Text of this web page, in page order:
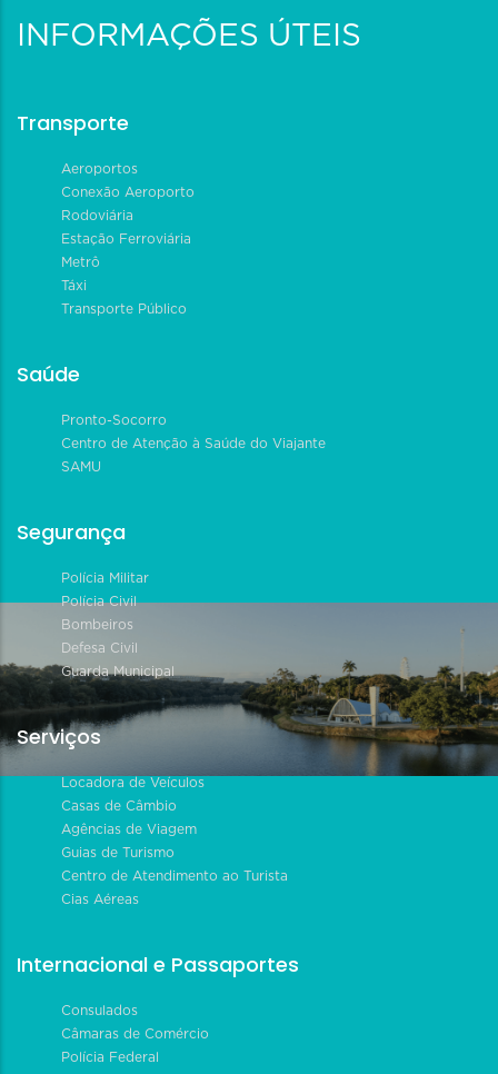
INFORMAÇÕES ÚTEIS
Transporte
Aeroportos
Conexão Aeroporto
Rodoviária
Estação Ferroviária
Metrô
Táxi
Transporte Público
Saúde
Pronto-Socorro
Centro de Atenção à Saúde do Viajante
SAMU
Segurança
Polícia Militar
Polícia Civil
Bombeiros
Defesa Civil
Guarda Municipal
Serviços
Locadora de Veículos
Casas de Câmbio
Agências de Viagem
Guias de Turismo
Centro de Atendimento ao Turista
Cias Aéreas
Internacional e Passaportes
Consulados
Câmaras de Comércio
Polícia Federal